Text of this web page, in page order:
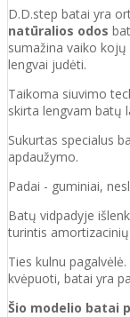
D.D.step batai yra
natūralios odos
sumažina vaiko
lengvai judėti.
Taikoma siuvimo
skirta lengvam batų
Sukurtas specialus
apdaužymo.
Padai - guminiai,
Batų vidpadyje
turintis
Ties kulnu
kvėpuoti, batai yra
Šio modelio batai